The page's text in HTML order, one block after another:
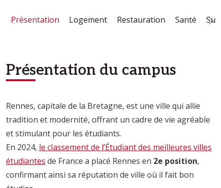
Présentation Logement Restauration Santé Sur
Présentation du campus
Rennes, capitale de la Bretagne, est une ville qui allie
tradition et modernité, offrant un cadre de vie agréable
et stimulant pour les étudiants.
En 2024, le classement de l’Étudiant des meilleures villes
étudiantes de France a placé Rennes en 2e position,
confirmant ainsi sa réputation de ville où il fait bon